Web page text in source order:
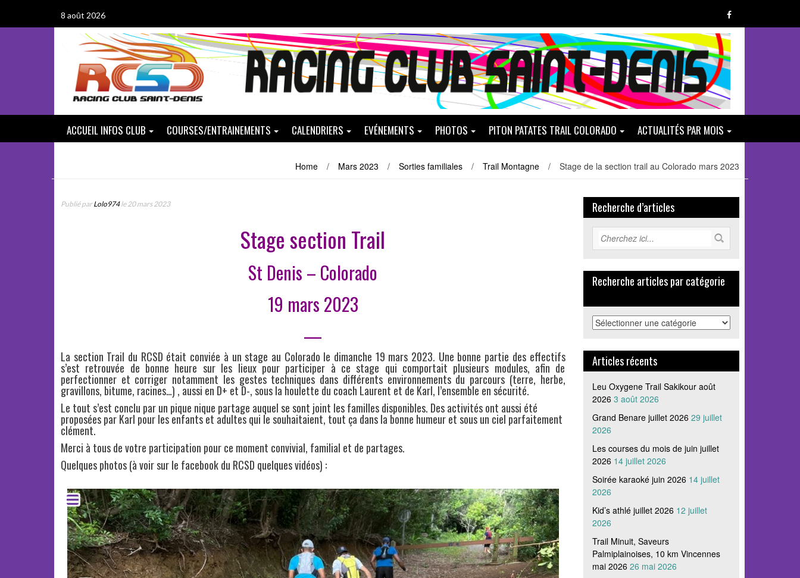
contenu
8 août 2026
ACCUEIL INFOS CLUB COURSES/ENTRAINEMENTS CALENDRIERS EVÉNEMENTS PHOTOS PITON PATATES TRAIL COLORADO ACTUALITÉS PAR MOIS
Home / Mars 2023 / Sorties familiales / Trail Montagne / Stage de la section trail au Colorado mars 2023
Publié parLolo974le 20 mars 2023
Stage section Trail
St Denis – Colorado
19 mars 2023
—
La section Trail du RCSD était conviée à un stage au Colorado le dimanche 19 mars 2023. Une bonne partie des effectifs
s’est retrouvée de bonne heure sur les lieux pour participer à ce stage qui comportait plusieurs modules, afin de
perfectionner et corriger notamment les gestes techniques dans différents environnements du parcours (terre, herbe,
gravillons, bitume, racines…) , aussi en D+ et D-, sous la houlette du coach Laurent et de Karl, l’ensemble en sécurité.
Le tout s’est conclu par un pique nique partage auquel se sont joint les familles disponibles. Des activités ont aussi été
proposées par Karl pour les enfants et adultes qui le souhaitaient, tout ça dans la bonne humeur et sous un ciel parfaitement
clément.
Merci à tous de votre participation pour ce moment convivial, familial et de partages.
Quelques photos (à voir sur le facebook du RCSD quelques vidéos) :
20230319 Stage Colorado
Recherche d’articles
Recherche articles par catégorie
Recherche
catégorie
Articles récents
Leu Oxygene Trail Sakikour août
2026 3 août 2026
Grand Benare juillet 2026 29 juillet
2026
Les courses du mois de juin juillet
2026 14 juillet 2026
Soirée karaoké juin 2026 14 juillet
2026
Kid’s athlé juillet 2026 12 juillet
2026
Trail Minuit, Saveurs
Palmiplainoises, 10 km Vincennes
mai 2026 26 mai 2026